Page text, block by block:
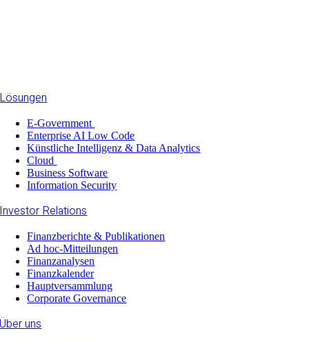
Lösungen
E-Government
Enterprise AI Low Code
Künstliche Intelligenz & Data Analytics
Cloud
Business Software
Information Security
Investor Relations
Finanzberichte & Publikationen
Ad hoc-Mitteilungen
Finanzanalysen
Finanzkalender
Hauptversammlung
Corporate Governance
Über uns